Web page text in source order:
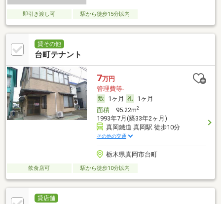
即引き渡し可 駅から徒歩15分以内
貸その他
台町テナント
7万円
管理費等-
1ヶ月
1ヶ月
面積95.22m2
1993年7月(築33年2ヶ月)
真岡鐵道 真岡駅 徒歩10分
その他の交通
栃木県真岡市台町
飲食店可 駅から徒歩10分以内
貸店舗